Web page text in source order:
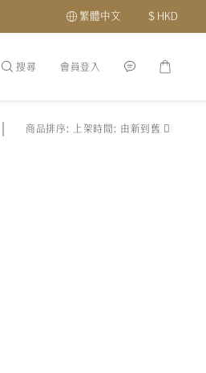
繁體中文 $ HKD
頭髮頭皮護理 護膚品 最新優惠及會
搜尋 會員登入
商品排序: 上架時間: 由新到舊